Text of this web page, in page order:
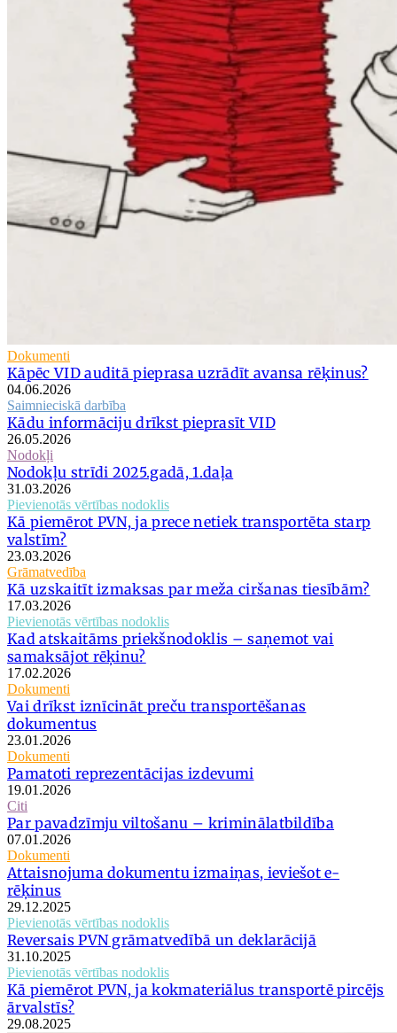
Dokumenti
Kāpēc VID auditā pieprasa uzrādīt avansa rēķinus?
04.06.2026
Saimnieciskā darbība
Kādu informāciju drīkst pieprasīt VID
26.05.2026
Nodokļi
Nodokļu strīdi 2025.gadā, 1.daļa
31.03.2026
Pievienotās vērtības nodoklis
Kā piemērot PVN, ja prece netiek transportēta starp
valstīm?
23.03.2026
Grāmatvedība
Kā uzskaitīt izmaksas par meža ciršanas tiesībām?
17.03.2026
Pievienotās vērtības nodoklis
Kad atskaitāms priekšnodoklis – saņemot vai
samaksājot rēķinu?
17.02.2026
Dokumenti
Vai drīkst iznīcināt preču transportēšanas
dokumentus
23.01.2026
Dokumenti
Pamatoti reprezentācijas izdevumi
19.01.2026
Citi
Par pavadzīmju viltošanu – kriminālatbildība
07.01.2026
Dokumenti
Attaisnojuma dokumentu izmaiņas, ieviešot e-
rēķinus
29.12.2025
Pievienotās vērtības nodoklis
Reversais PVN grāmatvedībā un deklarācijā
31.10.2025
Pievienotās vērtības nodoklis
Kā piemērot PVN, ja kokmateriālus transportē pircējs
ārvalstīs?
29.08.2025